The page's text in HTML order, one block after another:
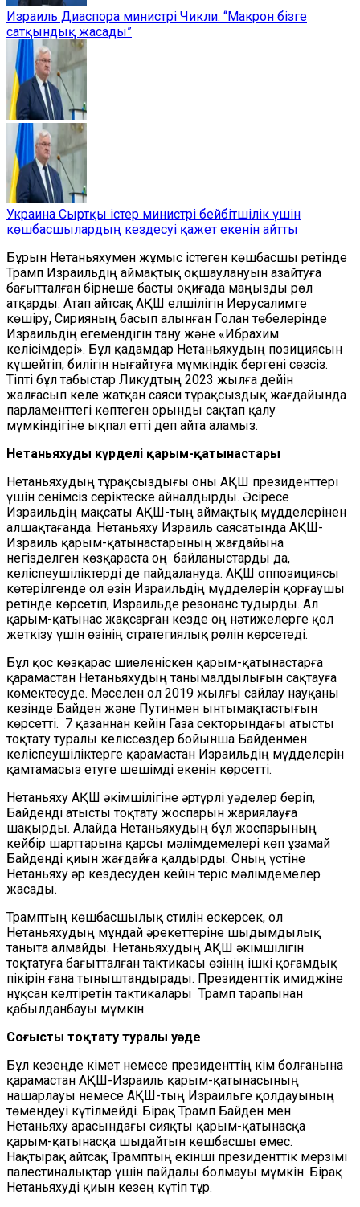
Израиль Диаспора министрі Чикли: “Макрон бізге
сатқындық жасады”
Украина Сыртқы істер министрі бейбітшілік үшін
көшбасшылардың кездесуі қажет екенін айтты
Бұрын Нетаньяхумен жұмыс істеген көшбасшы ретінде
Трамп Израильдің аймақтық оқшаулануын азайтуға
бағытталған бірнеше басты оқиғада маңызды рөл
атқарды. Атап айтсақ АҚШ елшілігін Иерусалимге
көшіру, Сирияның басып алынған Голан төбелерінде
Израильдің егемендігін тану және «Ибрахим
келісімдері». Бұл қадамдар Нетаньяхудың позициясын
күшейтіп, билігін нығайтуға мүмкіндік бергені сөзсіз.
Тіпті бұл табыстар Ликудтың 2023 жылға дейін
жалғасып келе жатқан саяси тұрақсыздық жағдайында
парламенттегі көптеген орынды сақтап қалу
мүмкіндігіне ықпал етті деп айта аламыз.
Нетаньяхудың күрделі қарым-қатынастары
Нетаньяхудың тұрақсыздығы оны АҚШ президенттері
үшін сенімсіз серіктеске айналдырды. Әсіресе
Израильдің мақсаты АҚШ-тың аймақтық мүдделерінен
алшақтағанда. Нетаньяху Израиль саясатында АҚШ-
Израиль қарым-қатынастарының жағдайына
негізделген көзқараста оң байланыстарды да,
келіспеушіліктерді де пайдалануда. АҚШ оппозициясы
көтерілгенде ол өзін Израильдің мүдделерін қорғаушы
ретінде көрсетіп, Израильде резонанс тудырды. Ал
қарым-қатынас жақсарған кезде оң нәтижелерге қол
жеткізу үшін өзінің стратегиялық рөлін көрсетеді.
Бұл қос көзқарас шиеленіскен қарым-қатынастарға
қарамастан Нетаньяхудың танымалдылығын сақтауға
көмектесуде. Мәселен ол 2019 жылғы сайлау науқаны
кезінде Байден және Путинмен ынтымақтастығын
көрсетті. 7 қазаннан кейін Газа секторындағы атысты
тоқтату туралы келіссөздер бойынша Байденмен
келіспеушіліктерге қарамастан Израильдің мүдделерін
қамтамасыз етуге шешімді екенін көрсетті.
Нетаньяху АҚШ әкімшілігіне әртүрлі уәделер беріп,
Байденді атысты тоқтату жоспарын жариялауға
шақырды. Алайда Нетаньяхудың бұл жоспарының
кейбір шарттарына қарсы мәлімдемелері көп ұзамай
Байденді қиын жағдайға қалдырды. Оның үстіне
Нетаньяху әр кездесуден кейін теріс мәлімдемелер
жасады.
Трамптың көшбасшылық стилін ескерсек, ол
Нетаньяхудың мұндай әрекеттеріне шыдымдылық
таныта алмайды. Нетаньяхудың АҚШ әкімшілігін
тоқтатуға бағытталған тактикасы өзінің ішкі қоғамдық
пікірін ғана тыныштандырады. Президенттік имиджіне
нұқсан келтіретін тактикалары Трамп тарапынан
қабылданбауы мүмкін.
Соғысты тоқтату туралы уәде
Бұл кезеңде Үкімет немесе президенттің кім болғанына
қарамастан АҚШ-Израиль қарым-қатынасының
нашарлауы немесе АҚШ-тың Израильге қолдауының
төмендеуі күтілмейді. Бірақ Трамп Байден мен
Нетаньяху арасындағы сияқты қарым-қатынасқа
қарым-қатынасқа шыдайтын көшбасшы емес.
Нақтырақ айтсақ Трамптың екінші президенттік мерзімі
палестиналықтар үшін пайдалы болмауы мүмкін. Бірақ
Нетаньяхуді қиын кезең күтіп тұр.